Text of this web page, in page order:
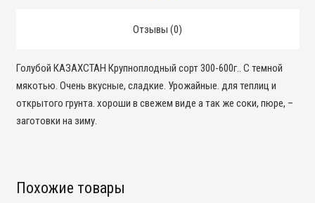
Отзывы (0)
Голубой КАЗАХСТАН Крупноплодный сорт 300-600г.. С темной
мякотью. Очень вкусные, сладкие. Урожайные. для теплиц и
открытого грунта. хороши в свежем виде а так же соки, пюре, –
заготовки на зиму.
Похожие товары